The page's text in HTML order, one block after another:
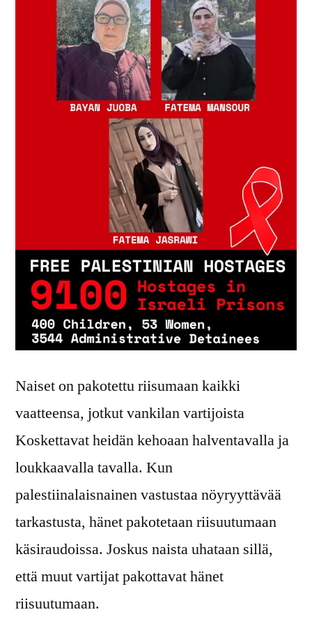
Naiset on pakotettu riisumaan kaikki
vaatteensa, jotkut vankilan vartijoista
Koskettavat heidän kehoaan halventavalla ja
loukkaavalla tavalla. Kun
palestiinalaisnainen vastustaa nöyryyttävää
tarkastusta, hänet pakotetaan riisuutumaan
käsiraudoissa. Joskus naista uhataan sillä,
että muut vartijat pakottavat hänet
riisuutumaan.